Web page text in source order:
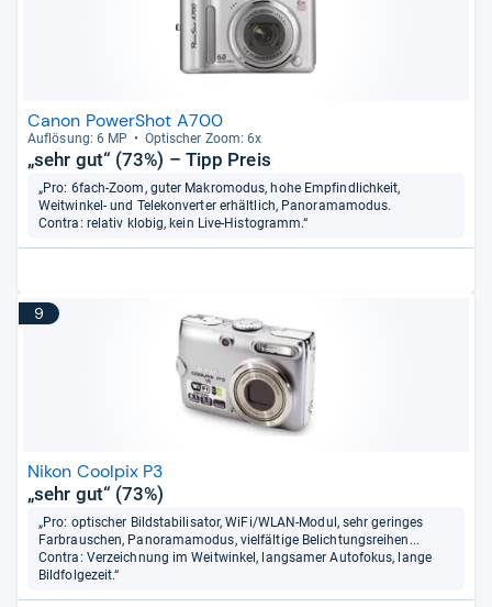
Canon PowerShot A700
Auf­lö­sung: 6 MP Opti­scher Zoom: 6x
„sehr gut“ (73%) – Tipp Preis
„Pro: 6fach-Zoom, guter Makromodus, hohe Empfindlichkeit,
Weitwinkel- und Telekonverter erhältlich, Panoramamodus.
Contra: relativ klobig, kein Live-Histogramm.“
9
Nikon Coolpix P3
„sehr gut“ (73%)
„Pro: optischer Bildstabilisator, WiFi/WLAN-Modul, sehr geringes
Farbrauschen, Panoramamodus, vielfältige Belichtungsreihen...
Contra: Verzeichnung im Weitwinkel, langsamer Autofokus, lange
Bildfolgezeit.“